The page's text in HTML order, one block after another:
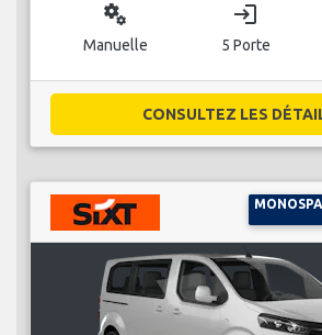
miscellaneous_services
Manuelle
login
5 Porte
CONSULTEZ LES